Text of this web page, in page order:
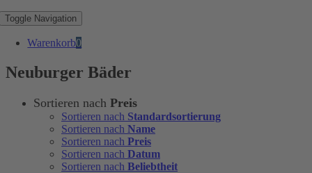
Toggle Navigation
Warenkorb0
Neuburger Bäder
Sortieren nach Preis
Sortieren nach Standardsortierung
Sortieren nach Name
Sortieren nach Preis
Sortieren nach Datum
Sortieren nach Beliebtheit